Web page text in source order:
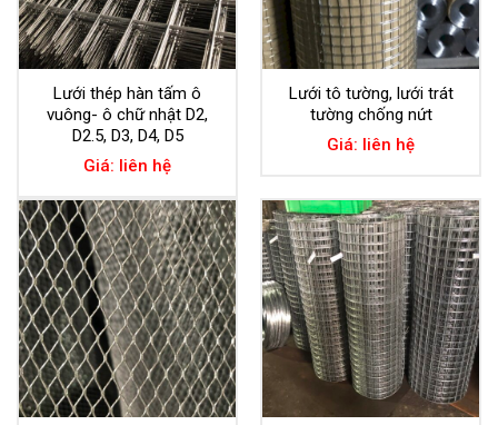
Lưới thép hàn tấm ô
vuông- ô chữ nhật D2,
D2.5, D3, D4, D5
Giá: liên hệ
Lưới tô tường, lưới trát
tường chống nứt
Giá: liên hệ